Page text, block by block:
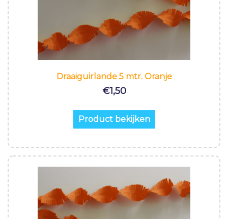
Draaiguirlande 5 mtr. Oranje
€1,50
Product bekijken